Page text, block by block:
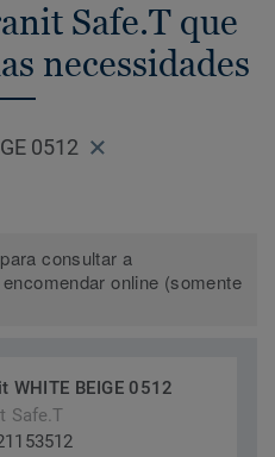
Safe.T que
necessidades
0512
consultar a
online (somente
WHITE BEIGE 0512
Safe.T